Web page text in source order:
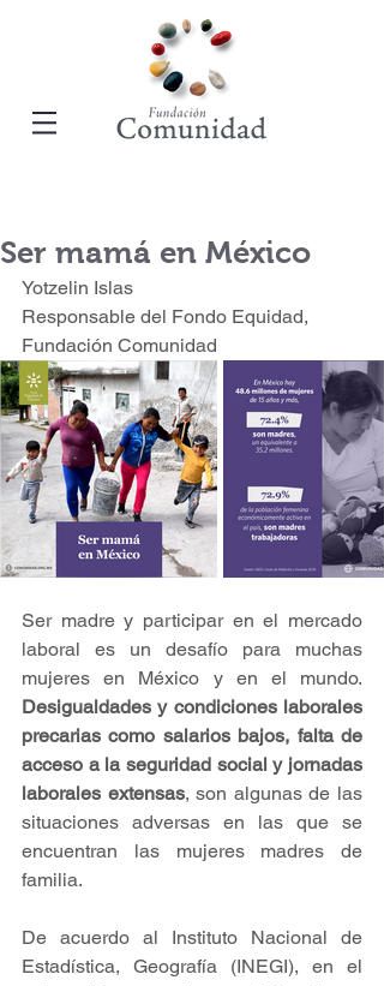
Ser mamá en México
Yotzelin Islas
Responsable del Fondo Equidad,
Fundación Comunidad
Ser madre y participar en el mercado
laboral es un desafío para muchas
Desigualdades y condiciones laborales
precarias como salarios bajos, falta de
acceso a la seguridad social y jornadas
laborales extensas, son algunas de las
situaciones adversas en las que se
encuentran las mujeres madres de
familia.
De acuerdo al Instituto Nacional de
Estadística, Geografía (INEGI), en el